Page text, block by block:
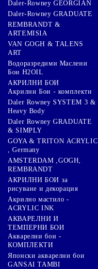
Daler-Rowney GEORGIAN
Daler-Rowney GRADUATE
REMBRANDT &
ARTEMISIA
VAN GOGH & TALENS
ART
Водоразредими Маслени
Бои H2OIL
АКРИЛНИ БОИ
Акрилни Бои - комплекти
Daler Rowney SYSTEM 3 &
Heavy Body
Daler Rowney GRADUATE
& SIMPLY
GOYA & TRITON АCRYLIC
, Germany
AMSTERDAM ,GOGH,
REMBRANDT
АКРИЛНИ БОИ за
рисуване и декорация
Акрилно мастило -
ACRYLIC INK
АКВАРЕЛНИ И
ТЕМПЕРНИ БОИ
Акварелни бои -
КОМПЛЕКТИ
Японски акварелни бои
GANSAI TAMBI